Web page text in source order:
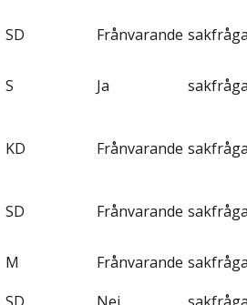
SD Frånvarande
S Ja
KD Frånvarande
SD Frånvarande
M Frånvarande